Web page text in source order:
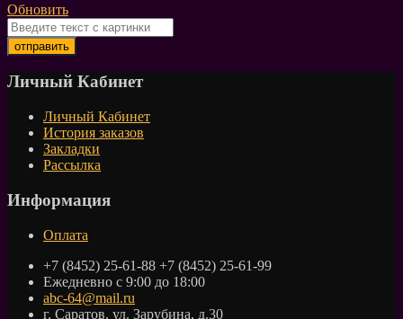
Обновить
Личный Кабинет
Личный Кабинет
История заказов
Закладки
Рассылка
Информация
Оплата
+7 (8452) 25-61-88 +7 (8452) 25-61-99
Ежедневно с 9:00 до 18:00
abc-64@mail.ru
г. Саратов, ул. Зарубина, д.30